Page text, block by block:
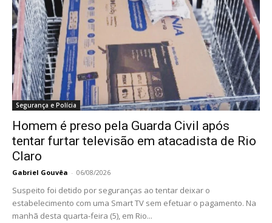
Segurança e Polícia
Homem é preso pela Guarda Civil após
tentar furtar televisão em atacadista de Rio
Claro
Gabriel Gouvêa - 06/08/2026
Suspeito foi detido por seguranças ao tentar deixar o
estabelecimento com uma Smart TV sem efetuar o pagamento. Na
manhã desta quarta-feira (5), em Rio...